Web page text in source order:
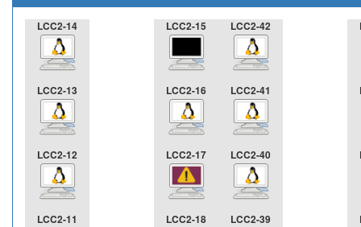
LCC2-14 LCC2-15 LCC2-42
LCC2-13 LCC2-16 LCC2-41
LCC2-12 LCC2-17 LCC2-40
LCC2-11 LCC2-18 LCC2-39